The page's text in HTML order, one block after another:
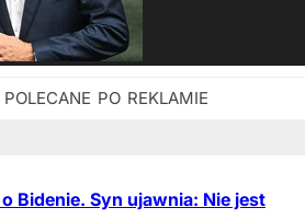
Bidenie. Syn ujawnia: Nie jest